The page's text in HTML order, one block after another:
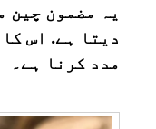
دیتا ہے. اس
مدد کرنا ہے۔